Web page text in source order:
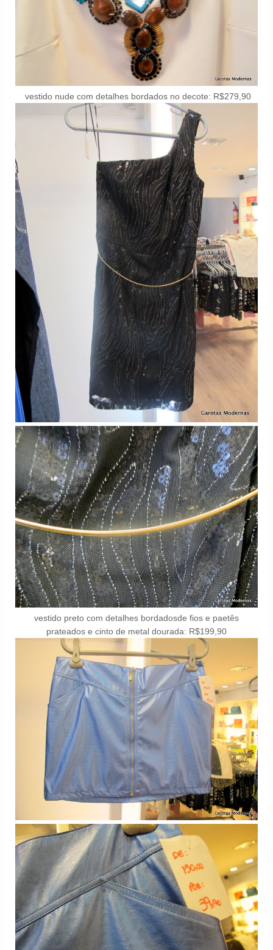
vestido nude com detalhes bordados no decote: R$279,90
vestido preto com detalhes bordadosde fios e paetês
prateados e cinto de metal dourada: R$199,90